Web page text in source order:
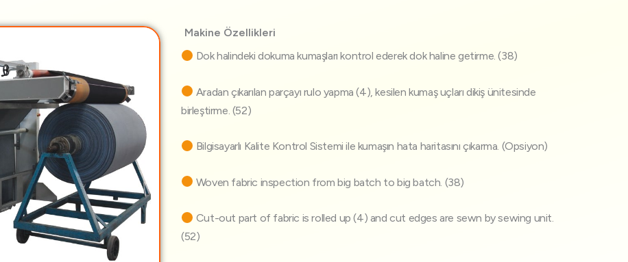
Makine Özellikleri
Dok halindeki dokuma kumaşları kontrol ederek dok haline getirme. (38)
Aradan çıkarılan parçayı rulo yapma (4), kesilen kumaş uçları dikiş ünitesinde
birleştirme. (52)
Bilgisayarlı Kalite Kontrol Sistemi ile kumaşın hata haritasını çıkarma. (Opsiyon)
Woven fabric inspection from big batch to big batch. (38)
Cut-out part of fabric is rolled up (4) and cut edges are sewn by sewing unit.
(52)